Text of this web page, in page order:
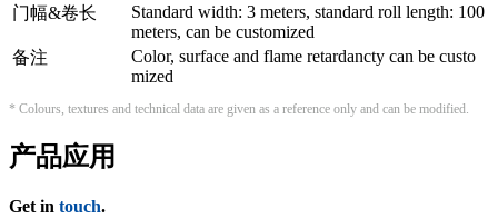
门幅&卷长
Standard width: 3 meters, standard roll length: 100
meters, can be customized
备注
Color, surface and flame retardancty can be custo
mized
* Colours, textures and technical data are given as a reference only and can be modified.
产品应用
Get in touch.